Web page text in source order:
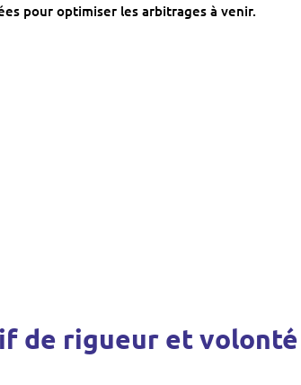
pour optimiser les arbitrages à venir.
de rigueur et volonté